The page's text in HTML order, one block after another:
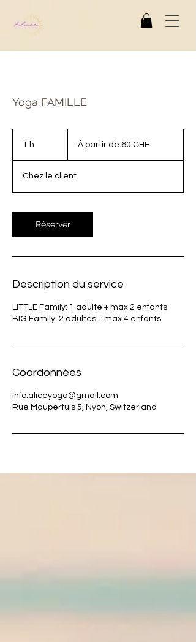
Yoga FAMILLE
1 h
partir
francs
À partir de 60 CHF
Chez le client
Réserver
Description du service
LITTLE Family: 1 adulte + max 2 enfants
BIG Family: 2 adultes + max 4 enfants
Coordonnées
info.aliceyoga@gmail.com
Rue Maupertuis 5, Nyon, Switzerland